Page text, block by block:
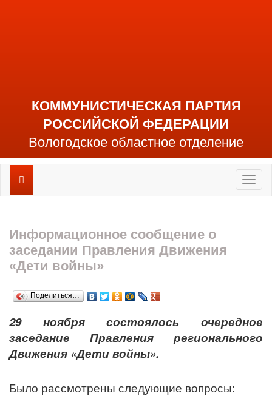
КОММУНИСТИЧЕСКАЯ ПАРТИЯ
РОССИЙСКОЙ ФЕДЕРАЦИИ
Вологодское областное отделение
Информационное сообщение о
заседании Правления Движения
«Дети войны»
Поделиться…
29 ноября состоялось очередное
заседание Правления регионального
Движения «Дети войны».
Было рассмотрены следующие вопросы: